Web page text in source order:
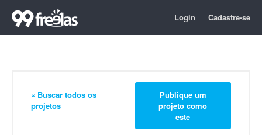
Login Cadastre-se
« Buscar todos os
projetos
Publique um
projeto como
este